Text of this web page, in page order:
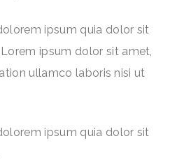
ipsum quia dolor sit
ipsum dolor sit amet,
ullamco laboris nisi ut
ipsum quia dolor sit